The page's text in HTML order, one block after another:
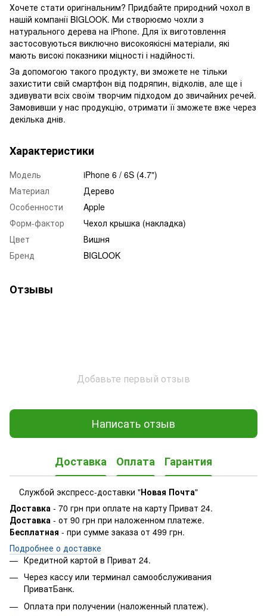
Хочете стати оригінальним? Придбайте природний чохол в
нашій компанії BIGLOOK. Ми створюємо чохли з
натурального дерева на iPhone. Для їх виготовлення
застосовуються виключно високоякісні матеріали, які
мають високі показники міцності і надійності.
За допомогою такого продукту, ви зможете не тільки
захистити свій смартфон від подряпин, відколів, але ще і
здивувати всіх своїм творчим підходом до звичайних речей.
Замовивши у нас продукцію, отримати її зможете вже через
декілька днів.
Характеристики
Модель
iPhone 6 / 6S (4.7")
Материал
Дерево
Особенности
Apple
Форм-фактор
Чехол крышка (накладка)
Цвет
Вишня
Бренд
BIGLOOK
Отзывы
Добавьте первый отзыв
Написать отзыв
Доставка Оплата Гарантия
Службой экспресс-доставки "Новая Почта"
Доставка - 70 грн при оплате на карту Приват 24.
Доставка - от 90 грн при наложенном платеже.
Бесплатная - при сумме заказа от 499 грн.
Подробнее о доставке
Кредитной картой в Приват 24.
Через кассу или терминал самообслуживания
ПриватБанк.
Оплата при получении (наложенный платеж).